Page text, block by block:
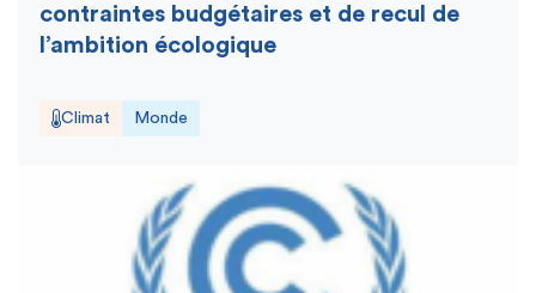
contraintes budgétaires et de recul de
l’ambition écologique
Climat Monde